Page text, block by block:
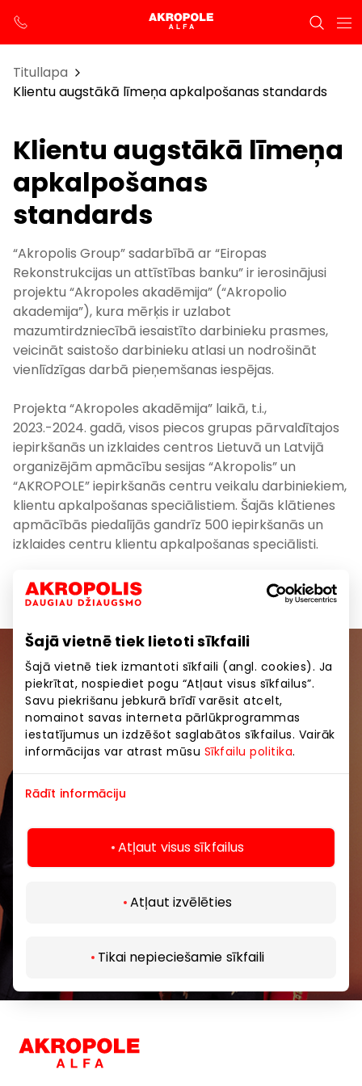
Šajā vietnē tiek lietoti sīkfaili
Šajā vietnē tiek izmantoti sīkfaili (angl. cookies). Ja
piekrītat, nospiediet pogu “Atļaut visus sīkfailus”.
Savu piekrišanu jebkurā brīdī varēsit atcelt,
nomainot savas interneta pārlūkprogrammas
iestatījumus un izdzēšot saglabātos sīkfailus. Vairāk
informācijas var atrast mūsu Sīkfailu politika.
Rādīt informāciju
Atļaut visus sīkfailus
Atļaut izvēlēties
Tikai nepieciešamie sīkfaili
Titullapa
Klientu augstākā līmeņa apkalpošanas standards
Klientu augstākā līmeņa
apkalpošanas
standards
“Akropolis Group” sadarbībā ar “Eiropas
Rekonstrukcijas un attīstības banku” ir ierosinājusi
projektu “Akropoles akadēmija” (“Akropolio
akademija”), kura mērķis ir uzlabot
mazumtirdzniecībā iesaistīto darbinieku prasmes,
veicināt saistošo darbinieku atlasi un nodrošināt
vienlīdzīgas darbā pieņemšanas iespējas.
Projekta “Akropoles akadēmija” laikā, t.i.,
2023.-2024. gadā, visos piecos grupas pārvaldītajos
iepirkšanās un izklaides centros Lietuvā un Latvijā
organizējām apmācību sesijas “Akropolis” un
“AKROPOLE” iepirkšanās centru veikalu darbiniekiem,
klientu apkalpošanas speciālistiem. Šajās klātienes
apmācībās piedalījās gandrīz 500 iepirkšanās un
izklaides centru klientu apkalpošanas speciālisti.
Ar dokumentu “Augstākā līmeņa klientu
apkalpošanas standarts” var iepazīties
ŠEIT.
Pievienojieties mūsu kopienai
Uzzini pirmais par labākajiem piedāvājumiem,
pasākumiem un jaunāko informāciju iepirkšanās un
izklaides centros “AKROPOLE Alfa” un “AKROPOLE
sasniedzis vismaz 13 gadu vecumu.